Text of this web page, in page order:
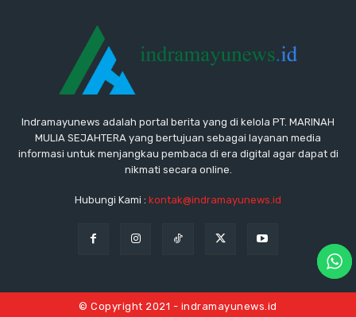
Indramayunews adalah portal berita yang di kelola PT. MARINAH
MULIA SEJAHTERA yang bertujuan sebagai layanan media
informasi untuk menjangkau pembaca di era digital agar dapat di
nikmati secara online.
Hubungi Kami : kontak@indramayunews.id
© Copyright 2021 - indramayunews.id